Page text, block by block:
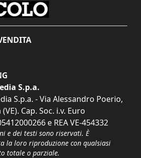
S.p.a.
S.p.a. - Via Alessandro Poerio,
Cap. Soc. i.v. Euro
e REA VE-454332
e dei testi sono riservati. È
la loro riproduzione con qualsiasi
totale o parziale.